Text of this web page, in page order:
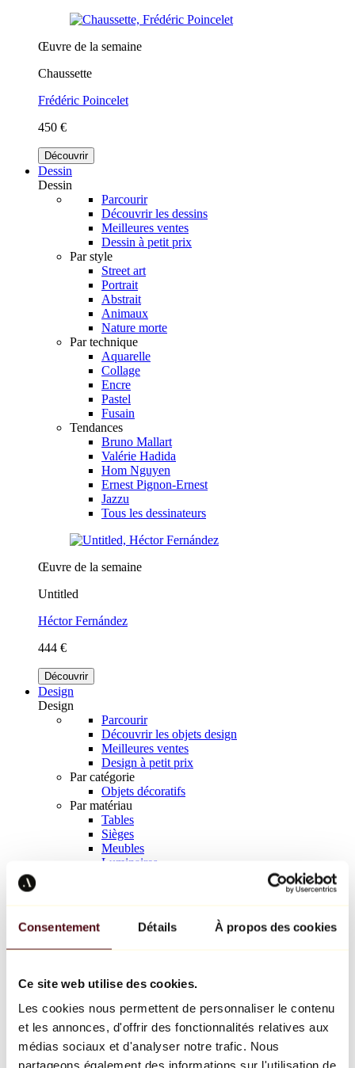
Consentement Détails À propos des cookies
Ce site web utilise des cookies.
Les cookies nous permettent de personnaliser le contenu
et les annonces, d'offrir des fonctionnalités relatives aux
médias sociaux et d'analyser notre trafic. Nous
partageons également des informations sur l'utilisation de
Œuvre de la semaine
Chaussette
Frédéric Poincelet
450 €
Découvrir
Dessin
Dessin
Parcourir
Découvrir les dessins
Meilleures ventes
Dessin à petit prix
Par style
Street art
Portrait
Abstrait
Animaux
Nature morte
Par technique
Aquarelle
Collage
Encre
Pastel
Fusain
Tendances
Bruno Mallart
Valérie Hadida
Hom Nguyen
Ernest Pignon-Ernest
Jazzu
Tous les dessinateurs
Œuvre de la semaine
Untitled
Héctor Fernández
444 €
Découvrir
Design
Design
Parcourir
Découvrir les objets design
Meilleures ventes
Design à petit prix
Par catégorie
Objets décoratifs
Par matériau
Tables
Sièges
Meubles
Luminaires
Richard Orlinski
Keith Haring
Jeff Koons
Jean-Michel Basquiat
Tous les designers
Œuvre de la semaine